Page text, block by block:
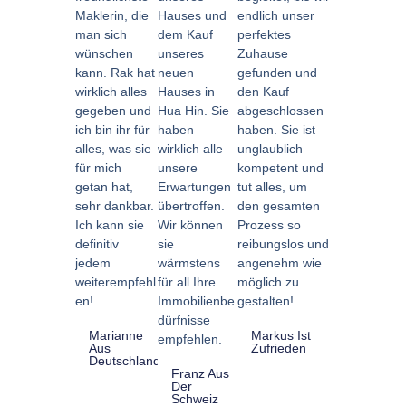
Maklerin, die
man sich
wünschen
kann. Rak hat
wirklich alles
gegeben und
ich bin ihr für
alles, was sie
für mich
getan hat,
sehr dankbar.
Ich kann sie
definitiv
jedem
weiterempfehl
en!
Marianne
Aus
Deutschland
Hauses und
dem Kauf
unseres
neuen
Hauses in
Hua Hin. Sie
haben
wirklich alle
unsere
Erwartungen
übertroffen.
Wir können
sie
wärmstens
für all Ihre
Immobilienbe
dürfnisse
empfehlen.
Franz Aus
Der
Schweiz
endlich unser
perfektes
Zuhause
gefunden und
den Kauf
abgeschlossen
haben. Sie ist
unglaublich
kompetent und
tut alles, um
den gesamten
Prozess so
reibungslos und
angenehm wie
möglich zu
gestalten!
Markus Ist
Zufrieden